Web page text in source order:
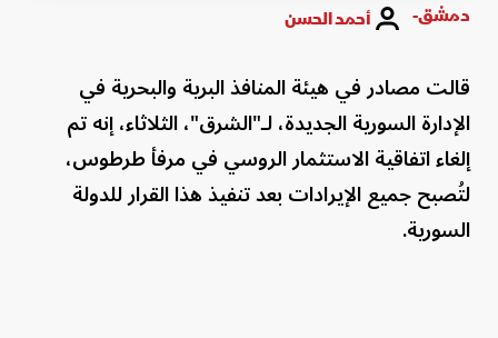
دمشق- أحمد الحسن
قالت مصادر في هيئة المنافذ البرية والبحرية في
الإدارة السورية الجديدة، لـ"الشرق"، الثلاثاء، إنه تم
إلغاء اتفاقية الاستثمار الروسي في مرفأ طرطوس،
لتُصبح جميع الإيرادات بعد تنفيذ هذا القرار للدولة
السورية.